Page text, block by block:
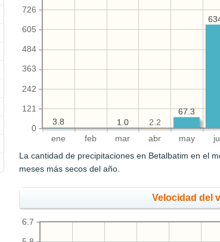
ene feb mar abr may
0
121
242
363
484
605
726
67.3
1.0
3.8
67.3
2.2
1.0
3.8
La cantidad de precipitaciones en Betalbatim en el
meses más secos del año.
Velocidad del
6.7